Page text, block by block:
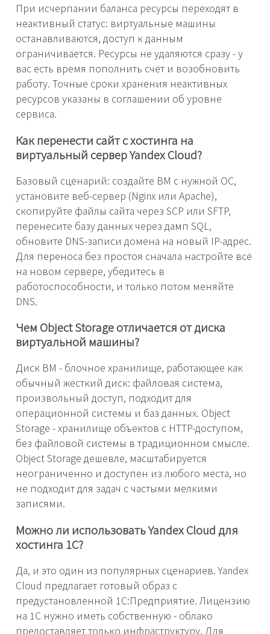
При исчерпании баланса ресурсы переходят в
неактивный статус: виртуальные машины
останавливаются, доступ к данным
ограничивается. Ресурсы не удаляются сразу - у
вас есть время пополнить счёт и возобновить
работу. Точные сроки хранения неактивных
ресурсов указаны в соглашении об уровне
сервиса.
Как перенести сайт с хостинга на
виртуальный сервер Yandex Cloud?
Базовый сценарий: создайте ВМ с нужной ОС,
установите веб-сервер (Nginx или Apache),
скопируйте файлы сайта через SCP или SFTP,
перенесите базу данных через дамп SQL,
обновите DNS-записи домена на новый IP-адрес.
Для переноса без простоя сначала настройте всё
на новом сервере, убедитесь в
работоспособности, и только потом меняйте
DNS.
Чем Object Storage отличается от диска
виртуальной машины?
Диск ВМ - блочное хранилище, работающее как
обычный жёсткий диск: файловая система,
произвольный доступ, подходит для
операционной системы и баз данных. Object
Storage - хранилище объектов с HTTP-доступом,
без файловой системы в традиционном смысле.
Object Storage дешевле, масштабируется
неограниченно и доступен из любого места, но
не подходит для задач с частыми мелкими
записями.
Можно ли использовать Yandex Cloud для
хостинга 1С?
Да, и это один из популярных сценариев. Yandex
Cloud предлагает готовый образ с
предустановленной 1С:Предприятие. Лицензию
на 1С нужно иметь собственную - облако
предоставляет только инфраструктуру. Для